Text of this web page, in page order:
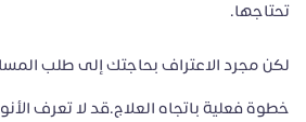
تحتاجها.
لكن مجرد الاعتراف بحاجتك إلى طلب
خطوة فعلية باتجاه العلاج.قد لا تعرف